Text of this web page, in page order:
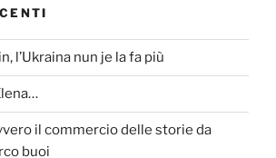
l’Ukraina nun je la fa più
il commercio delle storie da
buoi